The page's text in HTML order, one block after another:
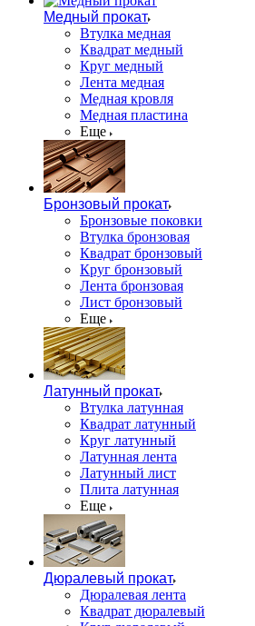
Медный прокат
Втулка медная
Квадрат медный
Круг медный
Лента медная
Медная кровля
Медная пластина
Еще
Бронзовый прокат
Бронзовые поковки
Втулка бронзовая
Квадрат бронзовый
Круг бронзовый
Лента бронзовая
Лист бронзовый
Еще
Латунный прокат
Втулка латунная
Квадрат латунный
Круг латунный
Латунная лента
Латунный лист
Плита латунная
Еще
Дюралевый прокат
Дюралевая лента
Квадрат дюралевый